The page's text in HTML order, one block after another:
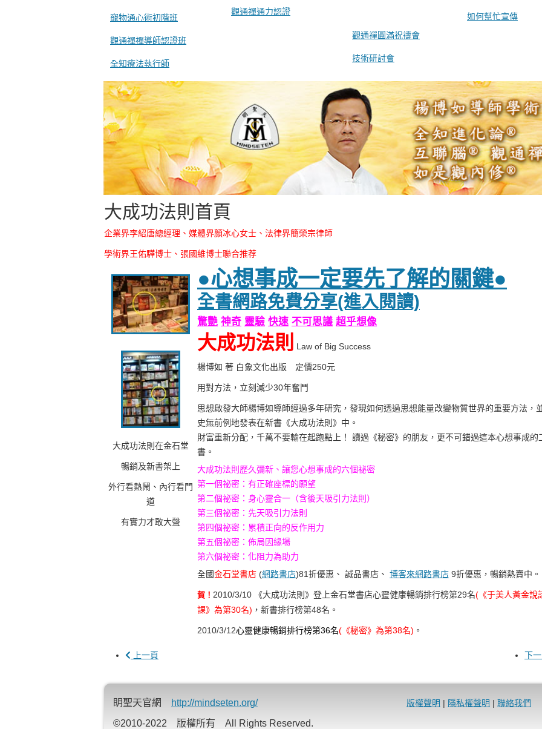
寵物通心術初階班
觀通禪禪導師認證班
全知療法執行師
觀通禪通力認證
如何幫忙宣傳
觀通禪圓滿祝禱會
技術研討會
大成功法則首頁
企業界李紹唐總經理、媒體界顏冰心女士、法律界簡榮宗律師
學術界王佑驊博士、張國維博士聯合推荐
大成功法則在金石堂
暢銷及新書架上
外行看熱鬧、內行看門
道
有實力才敢大聲
●心想事成一定要先了解的關鍵●
全書網路免費分享(進入閱讀)
驚艷 神奇 靈驗 快速 不可思議 超乎想像
大成功法則 Law of Big Success
楊博如 著 白象文化出版 定價250元
用對方法，立刻減少30年奮鬥
思想啟發大師楊博如導師經過多年研究，發現如何透過思想能量改變物質世界的重要方法，
史無前例地發表在新書《大成功法則》中。
財富重新分配，千萬不要輸在起跑點上！ 讀過《秘密》的朋友，更不可錯過這本心想事成的
書。
大成功法則歷久彌新、讓您心想事成的六個祕密
第一個祕密：有正確座標的願望
第二個祕密：身心靈合一（含後天吸引力法則）
第三個祕密：先天吸引力法則
第四個祕密：累積正向的反作用力
第五個祕密：佈局因緣場
第六個祕密：化阻力為助力
全國金石堂書店 (網路書店)81折優惠、 誠品書店、 博客來網路書店 9折優惠，暢銷熱賣中。
賀！ 2010/3/10 《大成功法則》登上金石堂書店心靈健康暢銷排行榜第29名(《于美人黃金說
課》為第30名) ，新書排行榜第48名。
2010/3/12心靈健康暢銷排行榜第36名(《秘密》為第38名) 。
上一頁 下
眀聖天官網
http://mindseten.org/
©2010-2022 版權所有 All Rights Reserved.
版權聲明 | 隱私權聲明 | 聯絡我們